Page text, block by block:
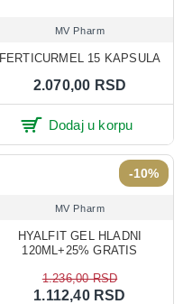
MV Pharm
FERTICURMEL 15 KAPSULA
2.070,00 RSD
Dodaj u korpu
-10%
MV Pharm
HYALFIT GEL HLADNI
120ML+25% GRATIS
1.112,40 RSD
1.236,00 RSD